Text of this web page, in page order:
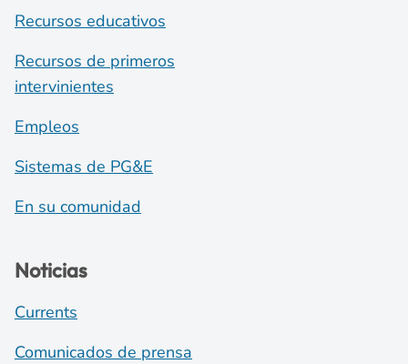
Recursos educativos
Recursos de primeros
intervinientes
Empleos
Sistemas de PG&E
En su comunidad
Noticias
Currents
Comunicados de prensa